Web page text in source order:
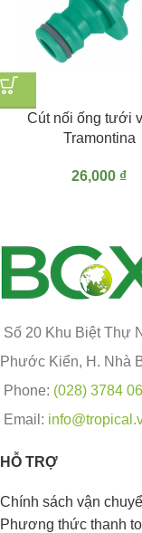
Cút nối ống tưới
Tramontina
26,000 ₫
Số 20 Khu Biệt Thự
Phước Kiển, H. Nhà
Phone: (028) 3784
Email:
HỖ TRỢ
Chính sách vận
Phương thức thanh